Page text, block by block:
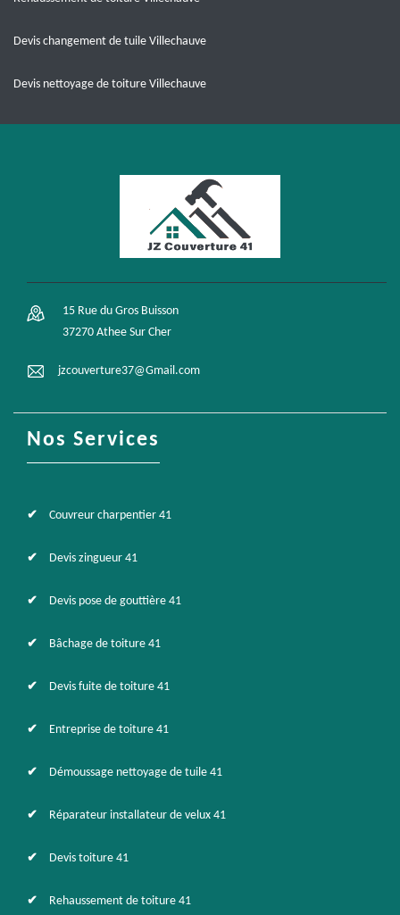
Devis changement de tuile Villechauve
Devis nettoyage de toiture Villechauve
15 Rue du Gros Buisson
37270 Athee Sur Cher
jzcouverture37@Gmail.com
Nos Services
Couvreur charpentier 41
Devis zingueur 41
Devis pose de gouttière 41
Bâchage de toiture 41
Devis fuite de toiture 41
Entreprise de toiture 41
Démoussage nettoyage de tuile 41
Réparateur installateur de velux 41
Devis toiture 41
Rehaussement de toiture 41